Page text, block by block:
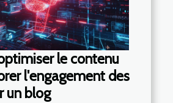
le contenu
l'engagement des
un blog